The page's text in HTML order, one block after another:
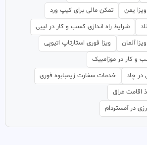
یمن
تمکن مالی برای کیپ ورد
شرایط راه اندازی کسب و کار در لیبی
آلمان
ویزا فوری استارتاپ اتیوپی
و کار در موزامبیک
چاد
خدمات سفارت زیمبابوه فوری
اقامت عراق
در آمستردام